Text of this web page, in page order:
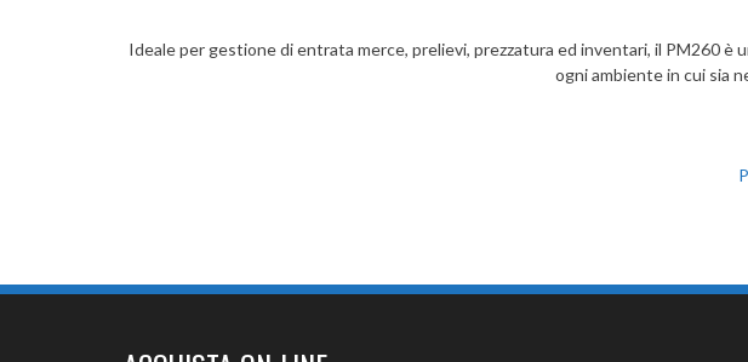
Ideale per gestione di entrata merce, prelievi, prezzatura ed inventari, il PM260 è
ogni ambiente in cui sia